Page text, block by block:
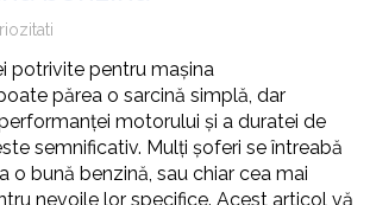
potrivite pentru mașina
părea o sarcină simplă, dar
motorului și a duratei de
semnificativ. Mulți șoferi se întreabă
o bună benzină, sau chiar cea mai
nevoile lor specifice. Acest articol vă